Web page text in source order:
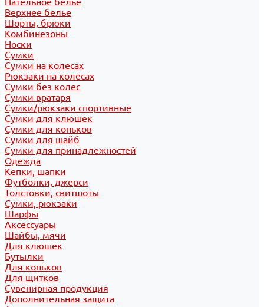
Верхнее белье
Шорты, брюки
Комбинезоны
Носки
Сумки
Сумки на колесах
Рюкзаки на колесах
Сумки без колес
Сумки вратаря
Сумки/рюкзаки спортивные
Сумки для клюшек
Сумки для коньков
Сумки для шайб
Сумки для принадлежностей
Одежда
Кепки, шапки
Футболки, джерси
Толстовки, свитшоты
Сумки, рюкзаки
Шарфы
Аксессуары
Шайбы, мячи
Для клюшек
Бутылки
Для коньков
Для щитков
Сувенирная продукция
Дополнительная защита